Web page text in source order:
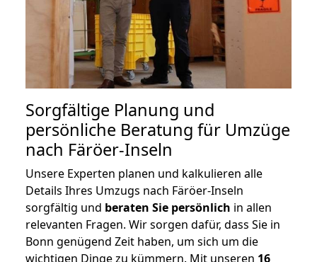
Sorgfältige Planung und
persönliche Beratung für Umzüge
nach Färöer-Inseln
Unsere Experten planen und kalkulieren alle
Details Ihres Umzugs nach Färöer-Inseln
sorgfältig und beraten Sie persönlich in allen
relevanten Fragen. Wir sorgen dafür, dass Sie in
Bonn genügend Zeit haben, um sich um die
wichtigen Dinge zu kümmern. Mit unseren 16